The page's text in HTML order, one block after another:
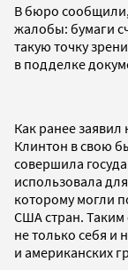
В бюро
жалобы: бумаги
такую точку
в подделке
Как ранее
Клинтон в свою
совершила
использовала
которому могли
США стран. Таким
не только себя и
и американских